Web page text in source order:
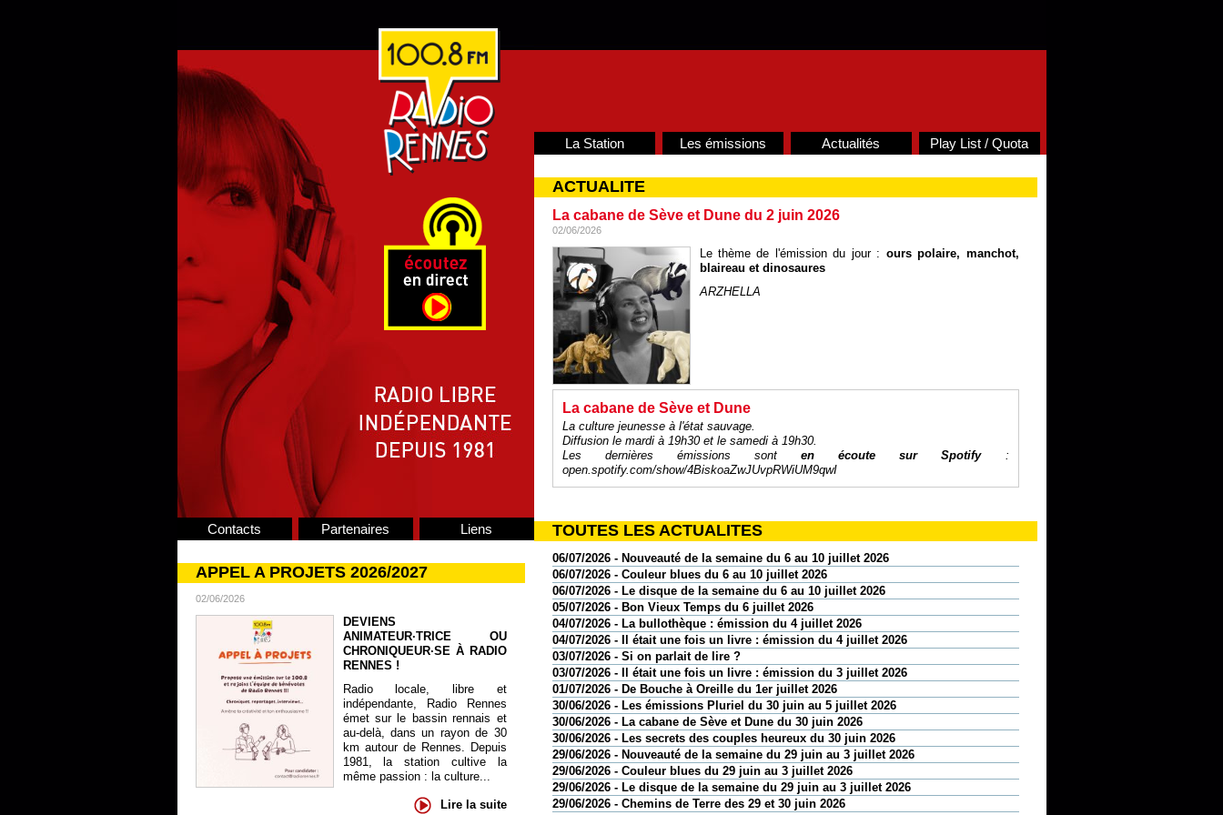
Contacts Partenaires Liens
APPEL A PROJETS 2026/2027
02/06/2026
DEVIENS
ANIMATEUR·TRICE OU
CHRONIQUEUR·SE À RADIO
RENNES !
Radio locale, libre et
indépendante, Radio Rennes
émet sur le bassin rennais et
au-delà, dans un rayon de 30
km autour de Rennes. Depuis
1981, la station cultive la
même passion : la culture...
Lire la suite
La Station Les émissions Actualités Play List / Quota
ACTUALITE
La cabane de Sève et Dune du 2 juin 2026
02/06/2026
Le thème de l'émission du jour : ours polaire, manchot,
blaireau et dinosaures
ARZHELLA
La cabane de Sève et Dune
La culture jeunesse à l'état sauvage.
Diffusion le mardi à 19h30 et le samedi à 19h30.
Les dernières émissions sont en écoute sur Spotify :
open.spotify.com/show/4BiskoaZwJUvpRWiUM9qwI
TOUTES LES ACTUALITES
06/07/2026 - Nouveauté de la semaine du 6 au 10 juillet 2026
06/07/2026 - Couleur blues du 6 au 10 juillet 2026
06/07/2026 - Le disque de la semaine du 6 au 10 juillet 2026
05/07/2026 - Bon Vieux Temps du 6 juillet 2026
04/07/2026 - La bullothèque : émission du 4 juillet 2026
04/07/2026 - Il était une fois un livre : émission du 4 juillet 2026
03/07/2026 - Si on parlait de lire ?
03/07/2026 - Il était une fois un livre : émission du 3 juillet 2026
01/07/2026 - De Bouche à Oreille du 1er juillet 2026
30/06/2026 - Les émissions Pluriel du 30 juin au 5 juillet 2026
30/06/2026 - La cabane de Sève et Dune du 30 juin 2026
30/06/2026 - Les secrets des couples heureux du 30 juin 2026
29/06/2026 - Nouveauté de la semaine du 29 juin au 3 juillet 2026
29/06/2026 - Couleur blues du 29 juin au 3 juillet 2026
29/06/2026 - Le disque de la semaine du 29 juin au 3 juillet 2026
29/06/2026 - Chemins de Terre des 29 et 30 juin 2026